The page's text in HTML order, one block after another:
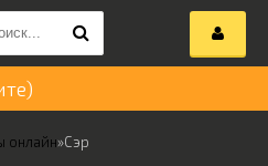
онлайн»Сэр